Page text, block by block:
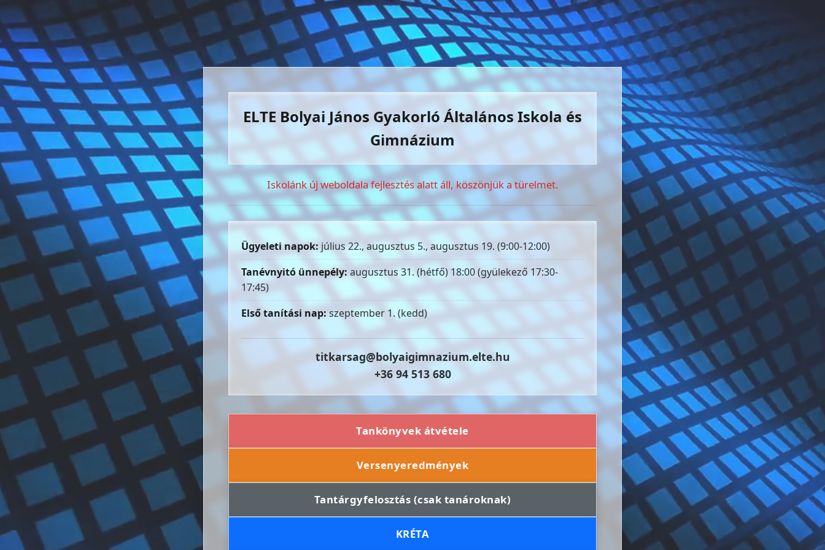
ELTE Bolyai János Gyakorló Általános Iskola és
Gimnázium
Iskolánk új weboldala fejlesztés alatt áll, köszönjük a türelmet.
Ügyeleti napok: július 22., augusztus 5., augusztus 19. (9:00-12:00)
Tanévnyitó ünnepély: augusztus 31. (hétfő) 18:00 (gyülekező 17:30-
17:45)
Első tanítási nap: szeptember 1. (kedd)
titkarsag@bolyaigimnazium.elte.hu
+36 94 513 680
Tankönyvek átvétele
Versenyeredmények
Tantárgyfelosztás (csak tanároknak)
KRÉTA